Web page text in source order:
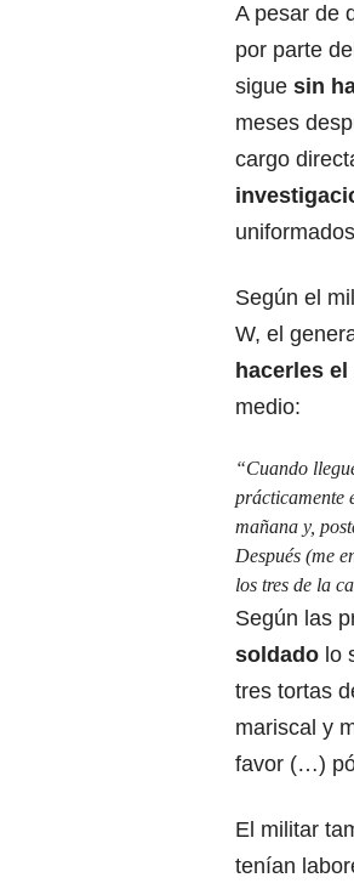
A pesar de
por parte
sigue sin
meses
cargo
Según el
W, el
hacerles
medio:
“Cuando
prácticamente
mañana y,
Después (me
los tres de la
Según las
soldado lo
tres tortas
mariscal y
favor (…)
El militar
tenían